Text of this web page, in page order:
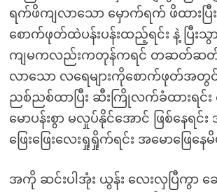
ရက်ဖိကျလာသော မှောက်ရက် ဖိထားပြီး
စောက်ဖုတ်ထဲပန်းပန်းထည့်ရင်း နဲ့ ပြီး
ကျမကလည်းကတုန်ကရင် တဆတ်ဆတ်တု
လာသော လရေများကိုစောက်ဖုတ်အတွင်
ညစ်ညစ်ထာပြီး ဆီးကြိုလက်ခံထားရ
မောပန်းစွာ မလှုပ်နိုင်အောင် ဖြစ်နေရ
ဖြေးဖြေးလေးရှုရှိုက်ရင်း အမောဖြေန
အကို ဆင်းပါအုံး ယွန်း လေးလှပြီကွာ